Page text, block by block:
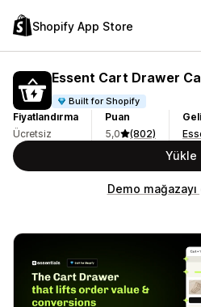
Shopify App Store
Essent Cart Drawer
Built for Shopify
Fiyatlandırma
Ücretsiz
Puan
5,0
(802)
Yükle
Demo